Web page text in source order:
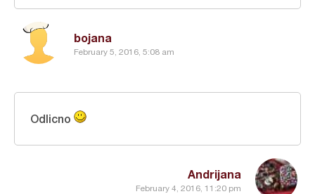
bojana
February 5, 2016, 5:08 am
Andrijana
February 4, 2016, 11:20 pm
Odlicno